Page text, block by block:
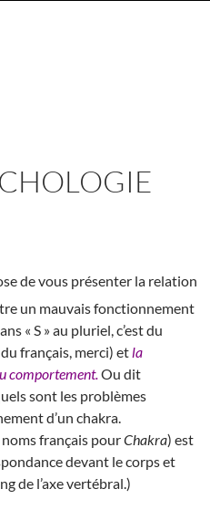
de vous présenter la relation
un mauvais fonctionnement
« S » au pluriel, c’est du
français, merci) etla
comportement.Ou dit
sont les problèmes
d’un chakra.
noms français pourChakra) est
devant le corps et
de l’axe vertébral.)